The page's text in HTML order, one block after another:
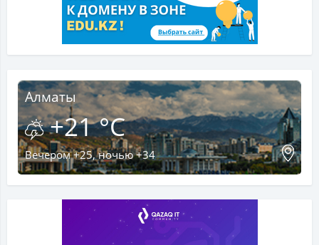
Алматы
+21 °C
Вечером +25, ночью +34